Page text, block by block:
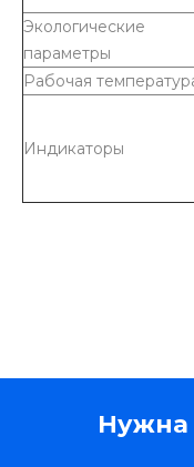
Экологические
параметры
Рабочая
Индикаторы
Нужна